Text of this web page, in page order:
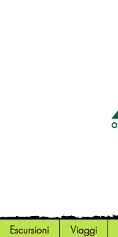
Escursioni Viaggi